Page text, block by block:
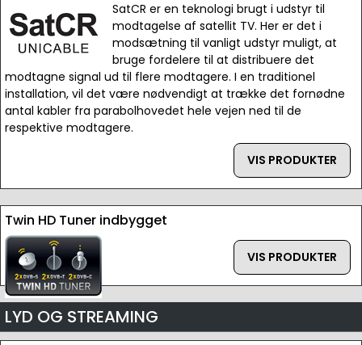
SatCR er en teknologi brugt i udstyr til
modtagelse af satellit TV. Her er det i
modsætning til vanligt udstyr muligt, at
bruge fordelere til at distribuere det
modtagne signal ud til flere modtagere. I en traditionel
installation, vil det være nødvendigt at trække det fornødne
antal kabler fra parabolhovedet hele vejen ned til de
respektive modtagere.
VIS PRODUKTER
Twin HD Tuner indbygget
VIS PRODUKTER
LYD OG STREAMING